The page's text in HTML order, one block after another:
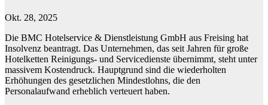
Okt. 28, 2025
Die BMC Hotelservice & Dienstleistung GmbH aus Freising hat
Insolvenz beantragt. Das Unternehmen, das seit Jahren für große
Hotelketten Reinigungs- und Servicedienste übernimmt, steht unter
massivem Kostendruck. Hauptgrund sind die wiederholten
Erhöhungen des gesetzlichen Mindestlohns, die den
Personalaufwand erheblich verteuert haben.